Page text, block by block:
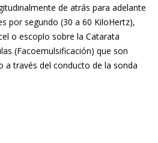
de atrás para adelante
por segundo (30 a 60 KiloHertz),
o escoplo sobre la Catarata
(Facoemulsificación) que son
a través del conducto de la sonda